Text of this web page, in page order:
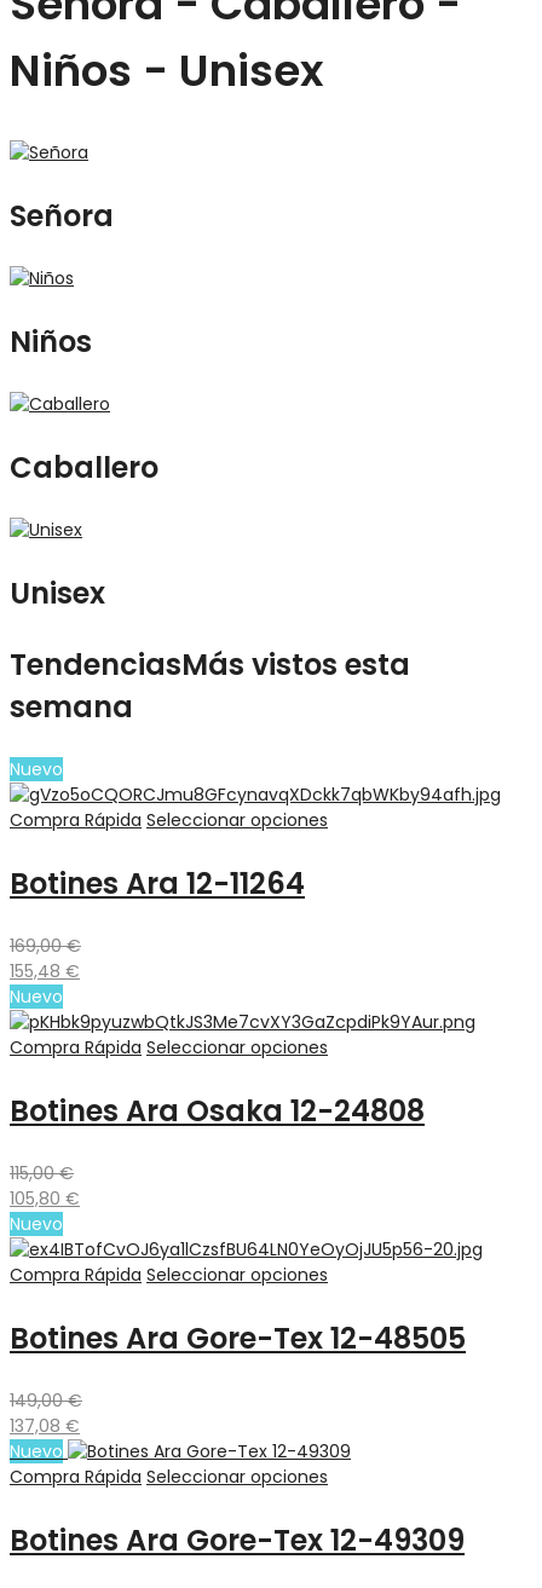
Niños - Unisex
Señora
Niños
Caballero
Unisex
TendenciasMás vistos esta
semana
Nuevo
Compra Rápida Seleccionar opciones
Botines Ara 12-11264
169,00€
155,48 €
Nuevo
Compra Rápida Seleccionar opciones
Botines Ara Osaka 12-24808
115,00€
105,80 €
Nuevo
Compra Rápida Seleccionar opciones
Botines Ara Gore-Tex 12-48505
149,00€
137,08 €
Nuevo
Compra Rápida Seleccionar opciones
Botines Ara Gore-Tex 12-49309